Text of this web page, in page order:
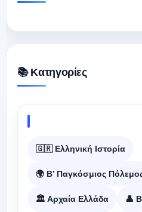
📚 Κατηγορίες
🇬🇷 Ελληνική Ιστορία
🌍 Β’ Παγκόσμιος
🏛️ Αρχαία Ελλάδα 👤